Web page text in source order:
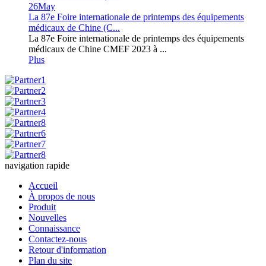
26May
La 87e Foire internationale de printemps des équipements
médicaux de Chine (C...
La 87e Foire internationale de printemps des équipements
médicaux de Chine CMEF 2023 à ...
Plus
navigation rapide
Accueil
À propos de nous
Produit
Nouvelles
Connaissance
Contactez-nous
Retour d'information
Plan du site